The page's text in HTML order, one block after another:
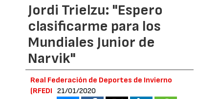
Jordi Trielzu: "Espero
clasificarme para los
Mundiales Junior de
Narvik"
Real Federación de Deportes de Invierno
(RFEDI
21/01/2020